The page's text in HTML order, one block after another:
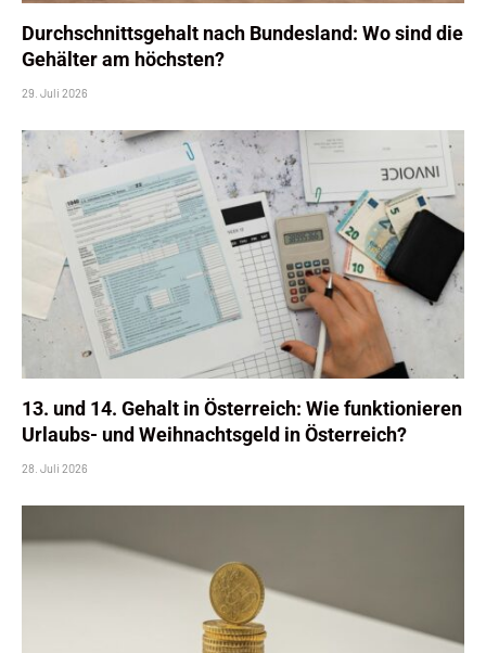
Durchschnittsgehalt nach Bundesland: Wo sind die
Gehälter am höchsten?
29. Juli 2026
13. und 14. Gehalt in Österreich: Wie funktionieren
Urlaubs- und Weihnachtsgeld in Österreich?
28. Juli 2026